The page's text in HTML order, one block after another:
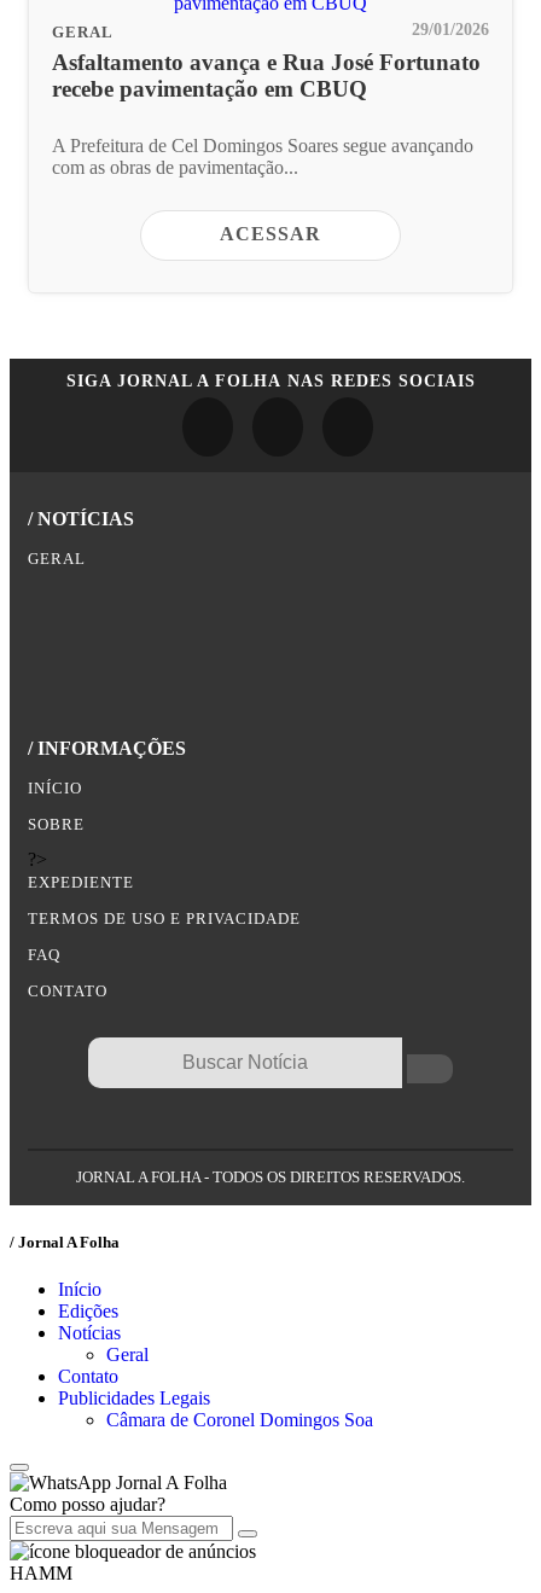
GERAL 29/01/2026
Asfaltamento avança e Rua José Fortunato
recebe pavimentação em CBUQ
A Prefeitura de Cel Domingos Soares segue avançando
com as obras de pavimentação...
ACESSAR
SIGA JORNAL A FOLHA NAS REDES SOCIAIS
/ NOTÍCIAS
GERAL
/ INFORMAÇÕES
INÍCIO
SOBRE
?>
EXPEDIENTE
TERMOS DE USO E PRIVACIDADE
FAQ
CONTATO
JORNAL A FOLHA - TODOS OS DIREITOS RESERVADOS.
/ Jornal A Folha
Início
Edições
Notícias
Geral
Contato
Publicidades Legais
Câmara de Coronel Domingos Soa
Jornal A Folha
Como posso ajudar?
HAMM